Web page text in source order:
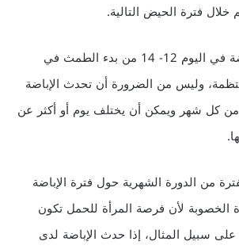
فترة الحيض التالية.
وعادةً ما تحدث الإباضة في اليوم 12- 14 من بدء الطمث في
وليس من الضرورة أن تحدث الإباضة
كل شهر ويمكن أن يختلف يوم أو أكثر عن
من الدورة الشهرية حول فترة الإباضة
الخصوبة لأن فرصة المرأة للحمل تكون
سبيل المثال، إذا حدث الإباضة لدى